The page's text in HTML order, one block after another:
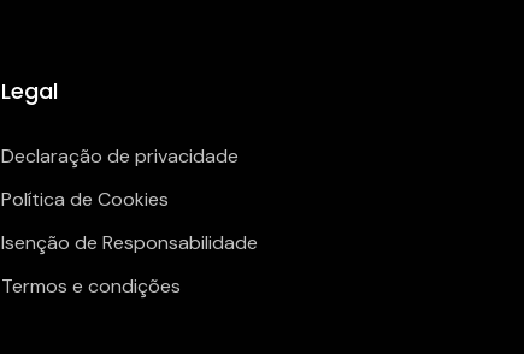
Legal
Declaração de privacidade
Política de Cookies
Isenção de Responsabilidade
Termos e condições